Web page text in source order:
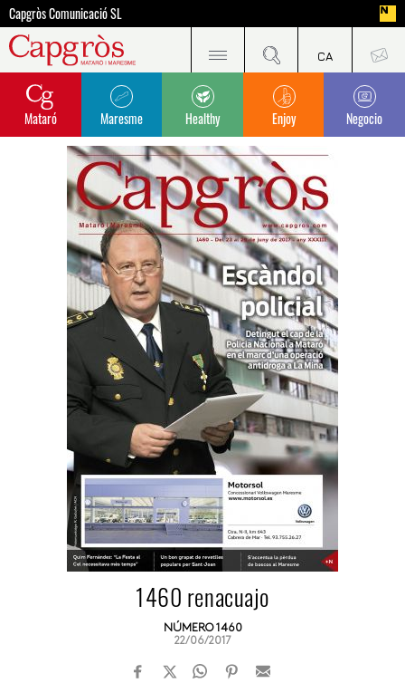
Capgròs Comunicació SL
Mataró Maresme Healthy Enjoy Negocio
1460 renacuajo
NÚMERO 1460
22/06/2017